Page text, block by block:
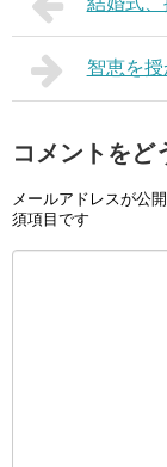
智恵を
コメントをど
メールアドレスが公
須項目です